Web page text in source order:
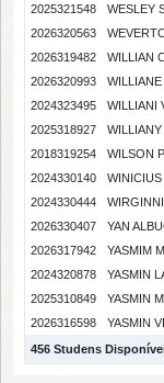
2025321548
WESLEY
2026320563
2026319482
WILLIAN
2026320993
WILLIANE
2024323495
WILLIANI
2025318927
2018319254
WILSON
2024330140
WINICIUS
2024330444
2026330407
YAN
2026317942
YASMIM
2024320878
YASMIN
2025310849
YASMIN
2026316598
YASMIN
456 Studens